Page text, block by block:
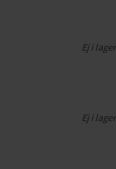
Ej i lager
Ej i lager